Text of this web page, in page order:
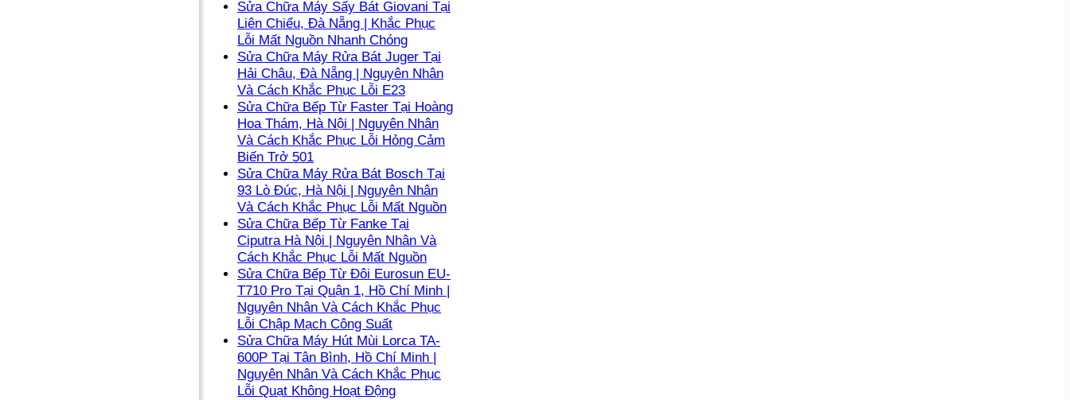
Sửa Chữa Máy Sấy Bát Giovani Tại
Liên Chiểu, Đà Nẵng | Khắc Phục
Lỗi Mất Nguồn Nhanh Chóng
Sửa Chữa Máy Rửa Bát Juger Tại
Hải Châu, Đà Nẵng | Nguyên Nhân
Và Cách Khắc Phục Lỗi E23
Sửa Chữa Bếp Từ Faster Tại Hoàng
Hoa Thám, Hà Nội | Nguyên Nhân
Và Cách Khắc Phục Lỗi Hỏng Cảm
Biến Trở 501
Sửa Chữa Máy Rửa Bát Bosch Tại
93 Lò Đúc, Hà Nội | Nguyên Nhân
Và Cách Khắc Phục Lỗi Mất Nguồn
Sửa Chữa Bếp Từ Fanke Tại
Ciputra Hà Nội | Nguyên Nhân Và
Cách Khắc Phục Lỗi Mất Nguồn
Sửa Chữa Bếp Từ Đôi Eurosun EU-
T710 Pro Tại Quận 1, Hồ Chí Minh |
Nguyên Nhân Và Cách Khắc Phục
Lỗi Chập Mạch Công Suất
Sửa Chữa Máy Hút Mùi Lorca TA-
600P Tại Tân Bình, Hồ Chí Minh |
Nguyên Nhân Và Cách Khắc Phục
Lỗi Quạt Không Hoạt Động